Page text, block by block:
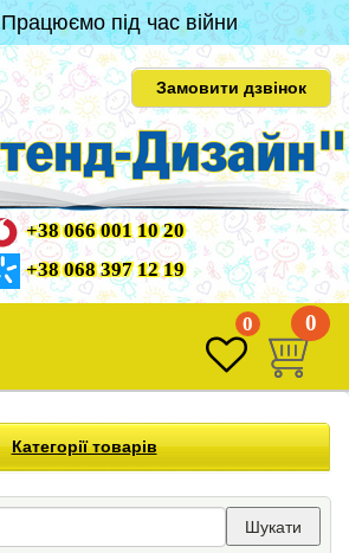
Працюємо під час війни
Замовити дзвінок
+38 066 001 10 20
+38 068 397 12 19
0 0
Категорії товарів
Шукати